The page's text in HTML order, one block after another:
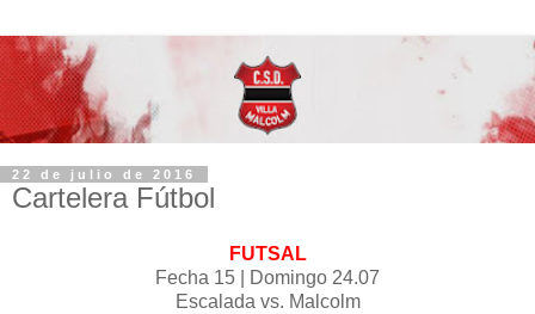
22 de julio de 2016
Cartelera Fútbol
‪‎FUTSAL‬
Fecha 15 | Domingo 24.07
Escalada vs. Malcolm